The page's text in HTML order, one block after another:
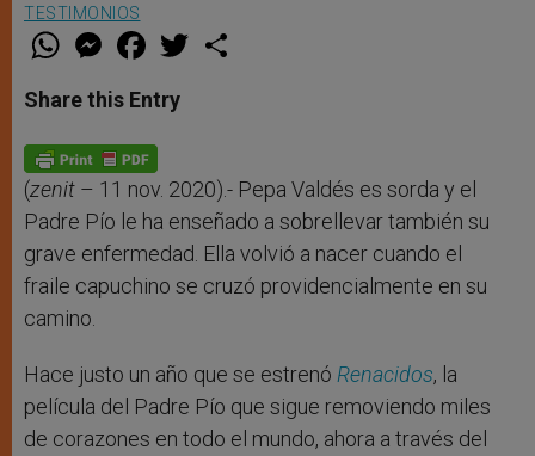
TESTIMONIOS
W
t
s
p
p
M
e
s
e
g
e
r
F
a
e
b
o
k
w
Share this Entry
(zenit – 11 nov. 2020).- Pepa Valdés es sorda y el
Padre Pío le ha enseñado a sobrellevar también su
grave enfermedad. Ella volvió a nacer cuando el
fraile capuchino se cruzó providencialmente en su
camino.
Hace justo un año que se estrenó Renacidos, la
película del Padre Pío que sigue removiendo miles
de corazones en todo el mundo, ahora a través del